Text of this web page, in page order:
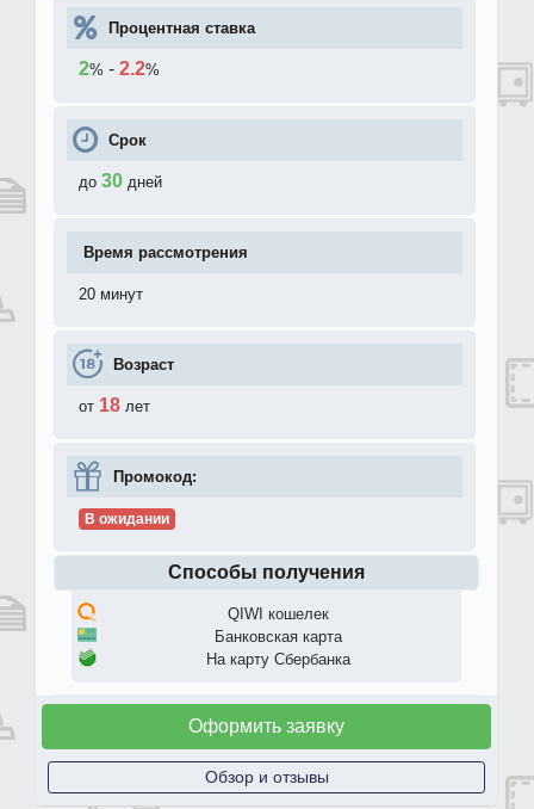
Процентная ставка
2% - 2.2%
Срок
до 30 дней
Время рассмотрения
20 минут
Возраст
от 18 лет
Промокод:
В ожидании
Способы получения
QIWI кошелек
Банковская карта
На карту Сбербанка
Оформить заявку
Обзор и отзывы